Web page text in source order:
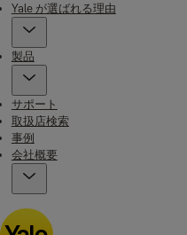
Yale が選ばれる理由
製品
サポート
取扱店検索
事例
会社概要